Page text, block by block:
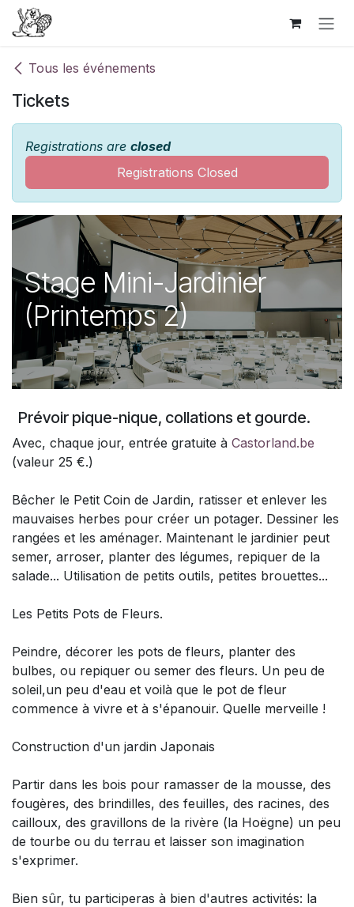
Se rendre au contenu
Tous les événements
Tickets
Registrations are closed
Registrations Closed
Stage Mini-Jardinier
(Printemps 2)
Prévoir pique-nique, collations et gourde.
Avec, chaque jour, entrée gratuite à Castorland.be
(valeur 25 €.)
Bêcher le Petit Coin de Jardin, ratisser et enlever les
mauvaises herbes pour créer un potager. Dessiner les
rangées et les aménager. Maintenant le jardinier peut
semer, arroser, planter des légumes, repiquer de la
salade... Utilisation de petits outils, petites brouettes...
Les Petits Pots de Fleurs.
Peindre, décorer les pots de fleurs, planter des
bulbes, ou repiquer ou semer des fleurs. Un peu de
soleil,un peu d'eau et voilà que le pot de fleur
commence à vivre et à s'épanouir. Quelle merveille !
Construction d'un jardin Japonais
Partir dans les bois pour ramasser de la mousse, des
fougères, des brindilles, des feuilles, des racines, des
cailloux, des gravillons de la rivère (la Hoëgne) un peu
de tourbe ou du terrau et laisser son imagination
s'exprimer.
Bien sûr, tu participeras à bien d'autres activités: la